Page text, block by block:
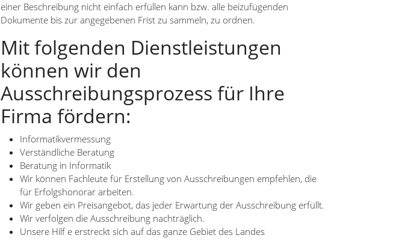
einer Beschreibung nicht einfach erfüllen kann bzw. alle beizufügenden
Dokumente bis zur angegebenen Frist zu sammeln, zu ordnen.
Mit folgenden Dienstleistungen
können wir den
Ausschreibungsprozess für Ihre
Firma fördern:
Informatikvermessung
Verständliche Beratung
Beratung in Informatik
Wir können Fachleute für Erstellung von Ausschreibungen empfehlen, die
für Erfolgshonorar arbeiten.
Wir geben ein Preisangebot, das jeder Erwartung der Ausschreibung erfüllt.
Wir verfolgen die Ausschreibung nachträglich.
Unsere Hilf e erstreckt sich auf das ganze Gebiet des Landes